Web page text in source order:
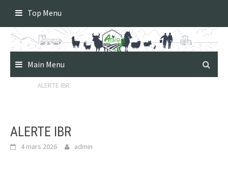
content
Top Menu
Main Menu
ALERTE IBR
ALERTE IBR
4 mars 2026 admin